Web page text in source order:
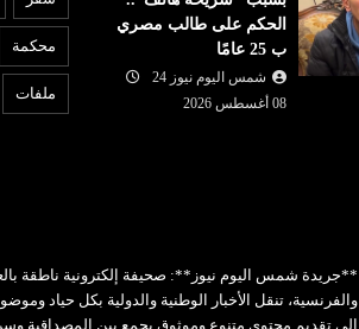
الحكم على طالب مصري
ب 25 عامًا
شمس اليوم نيوز 24
08 أغسطس 2026
محكمة
ملفات
2026
واشنطن تفرض عقوبات على
منصات للتداول تمول الحرس
الثوري
**جريدة شمس اليوم نيوز**: صحيفة إلكترونية ناطقة
والفرنسية، تنقل الأخبار الوطنية والدولية بكل حياد
إلى تقديم محتوى متنوع وموثوق يجمع بين المصداقية